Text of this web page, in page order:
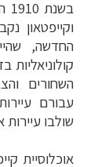
השחורים
עבורם
שולבו